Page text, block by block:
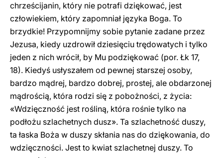
chrześcijanin, który nie potrafi dziękować, jest
człowiekiem, który zapomniał języka Boga. To
brzydkie! Przypomnijmy sobie pytanie zadane przez
Jezusa, kiedy uzdrowił dziesięciu trędowatych i tylko
jeden z nich wrócił, by Mu podziękować (por. Łk 17,
18). Kiedyś usłyszałem od pewnej starszej osoby,
bardzo mądrej, bardzo dobrej, prostej, ale obdarzonej
mądrością, która rodzi się z pobożności, z życia:
«Wdzięczność jest rośliną, która rośnie tylko na
podłożu szlachetnych dusz». Ta szlachetność duszy,
ta łaska Boża w duszy skłania nas do dziękowania, do
wdzięczności. Jest to kwiat szlachetnej duszy. To